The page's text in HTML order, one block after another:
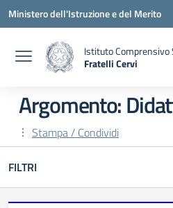
Vai ai contenuti
Vai al menu di navigazione
Vai al footer
Ministero dell'Istruzione e del Merito
Istituto Comprensivo
Fratelli Cervi
Argomento:
Stampa / Condividi
FILTRI